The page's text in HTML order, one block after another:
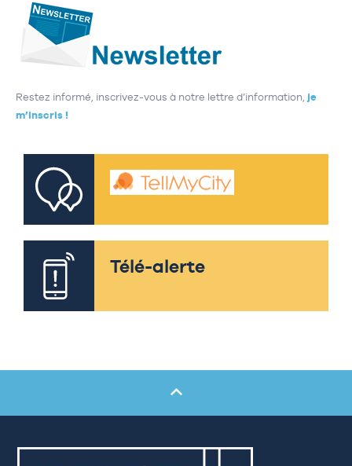
Restez informé, inscrivez-vous à notre lettre d’information, je
m’inscris !
Télé-alerte